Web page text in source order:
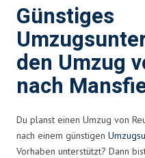
Günstiges
den Umzug
nach
Du planst einen Umzug von
nach einem günstigen
Vorhaben unterstützt? Dann